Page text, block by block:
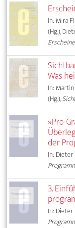
In: Mira
(Hg.),
Was
In:
(Hg.),
»Pro-
der
In: Dieter
3.
In: Dieter